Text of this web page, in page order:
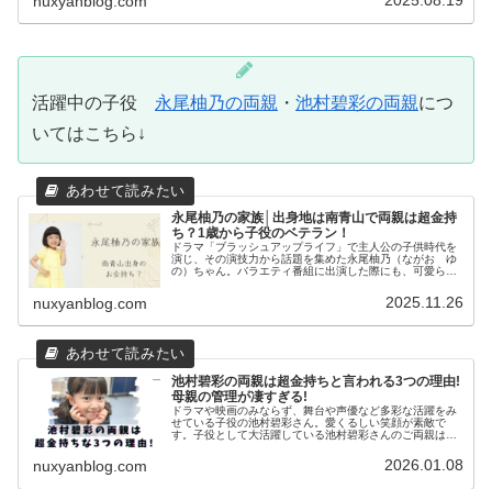
活躍中の子役 永尾柚乃の両親 ・ 池村碧彩の両親につ
いてはこちら↓
永尾柚乃の家族│出身地は南青山で両親は超金持
ち？1歳から子役のベテラン！
ドラマ「ブラッシュアップライフ」で主人公の子供時代を
演じ、その演技力から話題を集めた永尾柚乃（ながお ゆ
の）ちゃん。バラエティ番組に出演した際にも、可愛らし
nuxyanblog.com 2025.11.26
池村碧彩の両親は超金持ちと言われる3つの理由!
母親の管理が凄すぎる!
ドラマや映画のみならず、舞台や声優など多彩な活躍をみ
せている子役の池村碧彩さん。愛くるしい笑顔が素敵で
す。子役として大活躍している池村碧彩さんのご両親はど
nuxyanblog.com 2026.01.08